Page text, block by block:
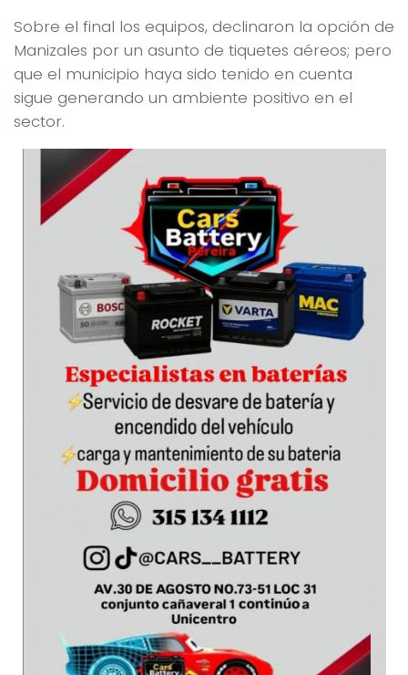
Sobre el final los equipos, declinaron la opción de
Manizales por un asunto de tiquetes aéreos; pero
que el municipio haya sido tenido en cuenta
sigue generando un ambiente positivo en el
sector.